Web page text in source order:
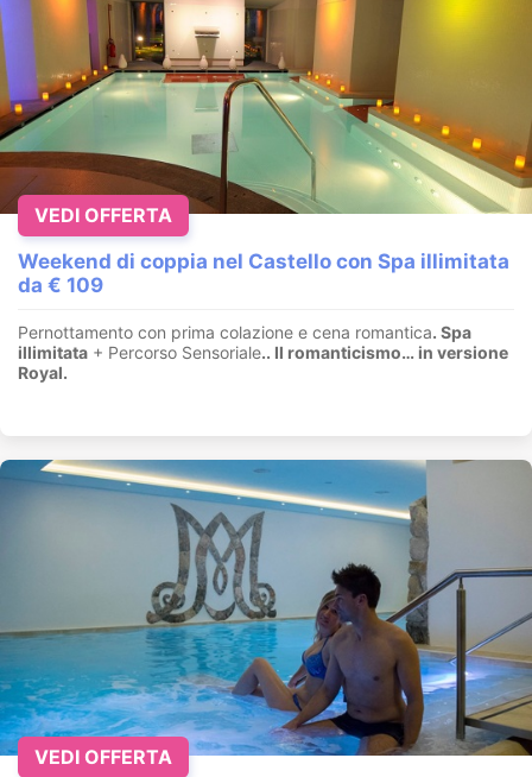
Weekend di coppia nel Castello con Spa illimitata
da € 109
Pernottamento con prima colazione e cena romantica. Spa
illimitata + Percorso Sensoriale.. Il romanticismo… in versione
Royal.
VEDI OFFERTA
VEDI OFFERTA